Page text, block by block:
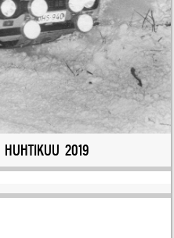
HUHTIKUU 2019